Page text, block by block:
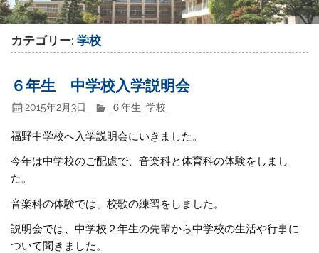
カテゴリー:学校
６年生 中学校入学説明会
2015年2月3日 ６年生 ,学校
福野中学校へ入学説明会にいきました。
今年は中学校のご配慮で、音楽科と体育科の体験をしまし
た。
音楽科の体験では、校歌の練習をしました。
説明会では、中学校２年生の先輩から中学校の生活や行事に
ついて聞きました。